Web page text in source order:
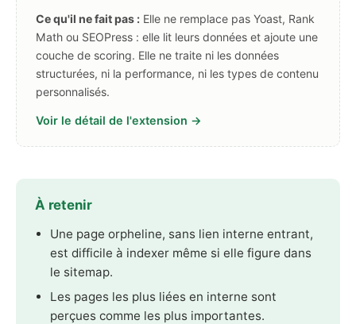
Ce qu'il ne fait pas : Elle ne remplace pas Yoast, Rank
Math ou SEOPress : elle lit leurs données et ajoute une
couche de scoring. Elle ne traite ni les données
structurées, ni la performance, ni les types de contenu
personnalisés.
Voir le détail de l'extension →
À retenir
Une page orpheline, sans lien interne entrant,
est difficile à indexer même si elle figure dans
le sitemap.
Les pages les plus liées en interne sont
perçues comme les plus importantes.